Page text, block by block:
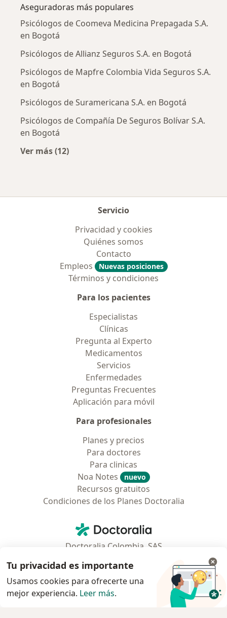
Aseguradoras más populares
Psicólogos de Coomeva Medicina Prepagada S.A.
en Bogotá
Psicólogos de Allianz Seguros S.A. en Bogotá
Psicólogos de Mapfre Colombia Vida Seguros S.A.
en Bogotá
Psicólogos de Suramericana S.A. en Bogotá
Psicólogos de Compañía De Seguros Bolívar S.A.
en Bogotá
Ver más (12)
Servicio
Privacidad y cookies
Quiénes somos
Contacto
Empleos
Nuevas posiciones
Términos y condiciones
Para los pacientes
Especialistas
Clínicas
Pregunta al Experto
Medicamentos
Servicios
Enfermedades
Preguntas Frecuentes
Aplicación para móvil
Para profesionales
Planes y precios
Para doctores
Para clinicas
Noa Notes
nuevo
Recursos gratuitos
Condiciones de los Planes Doctoralia
Doctoralia - Página de inicio
Doctoralia Colombia, SAS
Municipio: Bogotá D.C., Colombia
Tu privacidad es importante
Usamos cookies para ofrecerte una
mejor experiencia. Leer más.